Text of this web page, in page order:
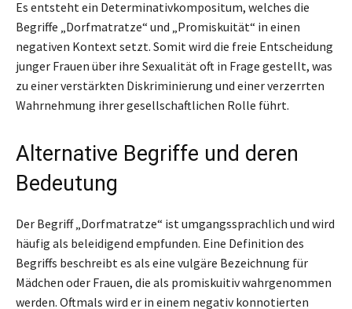
Es entsteht ein Determinativkompositum, welches die
Begriffe „Dorfmatratze“ und „Promiskuität“ in einen
negativen Kontext setzt. Somit wird die freie Entscheidung
junger Frauen über ihre Sexualität oft in Frage gestellt, was
zu einer verstärkten Diskriminierung und einer verzerrten
Wahrnehmung ihrer gesellschaftlichen Rolle führt.
Alternative Begriffe und deren
Bedeutung
Der Begriff „Dorfmatratze“ ist umgangssprachlich und wird
häufig als beleidigend empfunden. Eine Definition des
Begriffs beschreibt es als eine vulgäre Bezeichnung für
Mädchen oder Frauen, die als promiskuitiv wahrgenommen
werden. Oftmals wird er in einem negativ konnotierten